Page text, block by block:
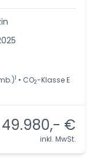
1 • CO2-Klasse E
49.980,- €
inkl. MwSt.